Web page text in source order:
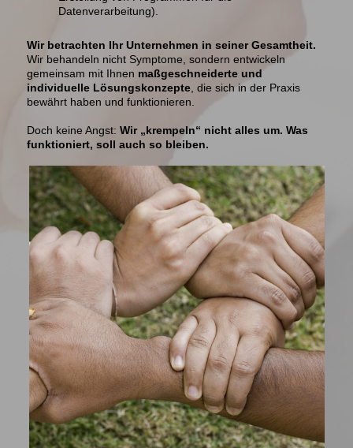
Datenverarbeitung).
Wir betrachten Ihr Unternehmen in seiner Gesamtheit.
Wir behandeln nicht Symptome, sondern entwickeln
gemeinsam mit Ihnen maßgeschneiderte und
individuelle Lösungskonzepte , die sich in der Praxis
bewährt haben und funktionieren.
Doch keine Angst: Wir „krempeln“ nicht alles um. Was
funktioniert, soll auch so bleiben.